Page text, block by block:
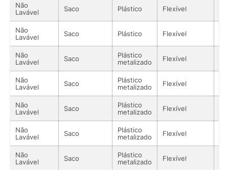
Não
Lavável
Saco Plástico Flexível
Não
Lavável
Saco Plástico Flexível
Não
Lavável
Saco
Plástico
metalizado
Flexível
Não
Lavável
Saco
Plástico
metalizado
Flexível
Não
Lavável
Saco
Plástico
metalizado
Flexível
Não
Lavável
Saco
Plástico
metalizado
Flexível
Não
Lavável
Saco
Plástico
metalizado
Flexível